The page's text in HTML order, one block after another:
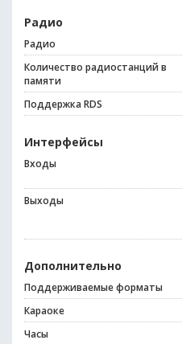
Радио
Радио
Количество радиостанций в
памяти
Поддержка RDS
Интерфейсы
Входы
Выходы
Дополнительно
Поддерживаемые форматы
Караоке
Часы